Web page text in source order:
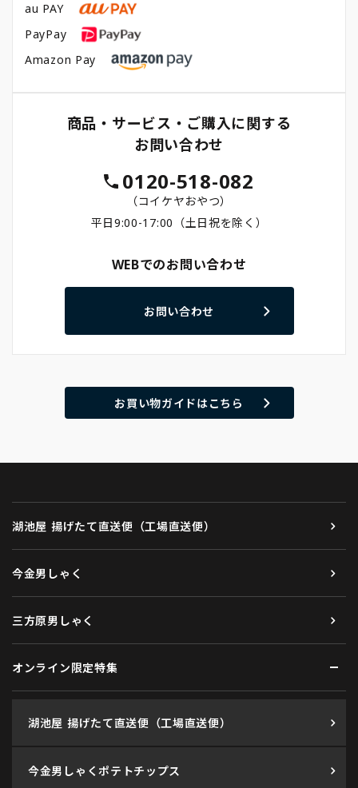
au PAY
PayPay
Amazon Pay
商品・サービス・ご購入に関する
お問い合わせ
0120-518-082
（コイケヤおやつ）
平日9:00-17:00（土日祝を除く）
WEBでのお問い合わせ
お問い合わせ
お買い物ガイドはこちら
湖池屋 揚げたて直送便（工場直送便）
今金男しゃく
三方原男しゃく
オンライン限定特集
湖池屋 揚げたて直送便（工場直送便）
今金男しゃくポテトチップス